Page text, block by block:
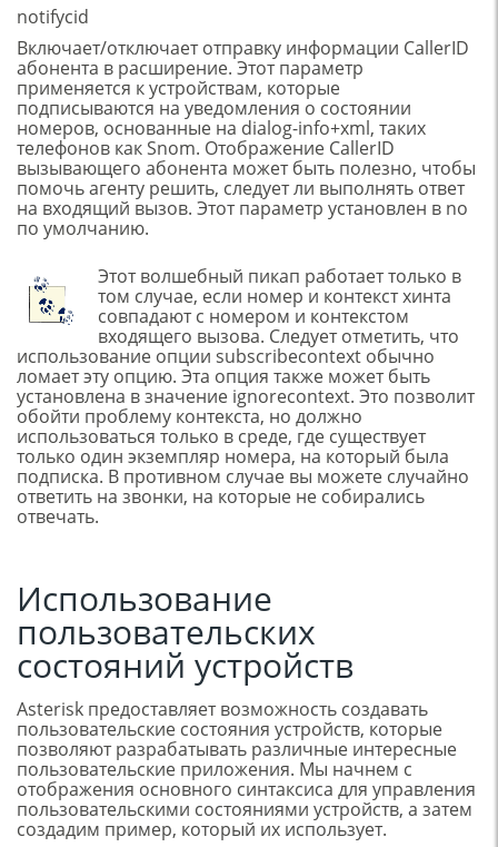
notifycid
Включает/отключает отправку информации CallerID
абонента в расширение. Этот параметр
применяется к устройствам, которые
подписываются на уведомления о состоянии
номеров, основанные на dialog-info+xml, таких
телефонов как Snom. Отображение CallerID
вызывающего абонента может быть полезно, чтобы
помочь агенту решить, следует ли выполнять ответ
на входящий вызов. Этот параметр установлен в no
по умолчанию.
Этот волшебный пикап работает только в
том случае, если номер и контекст хинта
совпадают с номером и контекстом
входящего вызова. Следует отметить, что
использование опции subscribecontext обычно
ломает эту опцию. Эта опция также может быть
установлена в значение ignorecontext. Это позволит
обойти проблему контекста, но должно
использоваться только в среде, где существует
только один экземпляр номера, на который была
подписка. В противном случае вы можете случайно
ответить на звонки, на которые не собирались
отвечать.
Использование
пользовательских
состояний устройств
Asterisk предоставляет возможность создавать
пользовательские состояния устройств, которые
позволяют разрабатывать различные интересные
пользовательские приложения. Мы начнем с
отображения основного синтаксиса для управления
пользовательскими состояниями устройств, а затем
создадим пример, который их использует.